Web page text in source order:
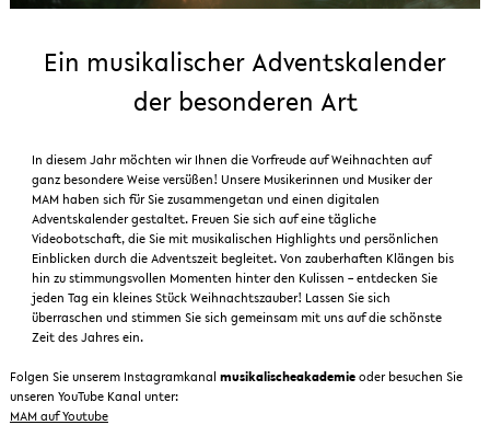
Ein musikalischer Adventskalender
der besonderen Art
In diesem Jahr möchten wir Ihnen die Vorfreude auf Weihnachten auf
ganz besondere Weise versüßen! Unsere Musikerinnen und Musiker der
MAM haben sich für Sie zusammengetan und einen digitalen
Adventskalender gestaltet. Freuen Sie sich auf eine tägliche
Videobotschaft, die Sie mit musikalischen Highlights und persönlichen
Einblicken durch die Adventszeit begleitet. Von zauberhaften Klängen bis
hin zu stimmungsvollen Momenten hinter den Kulissen – entdecken Sie
jeden Tag ein kleines Stück Weihnachtszauber! Lassen Sie sich
überraschen und stimmen Sie sich gemeinsam mit uns auf die schönste
Zeit des Jahres ein.
Folgen Sie unserem Instagramkanal musikalischeakademieoder besuchen Sie
unseren YouTube Kanal unter:
MAM auf Youtube